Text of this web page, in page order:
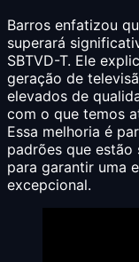
Barros enfatizou
superará
SBTVD-T. Ele
geração de
elevados de
com o que temos
Essa melhoria é
padrões que estão
para garantir uma
excepcional.